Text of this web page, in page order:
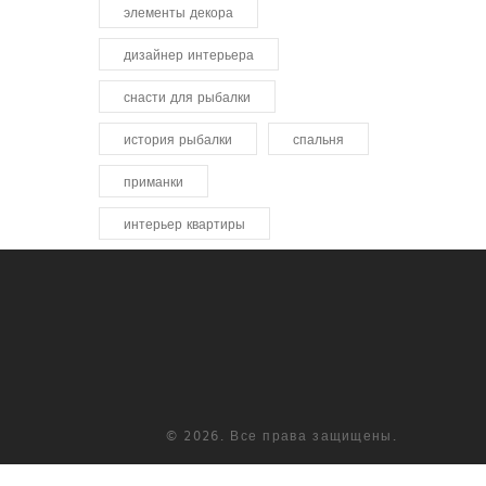
элементы декора
дизайнер интерьера
снасти для рыбалки
история рыбалки спальня
приманки
интерьер квартиры
© 2026. Все права защищены.